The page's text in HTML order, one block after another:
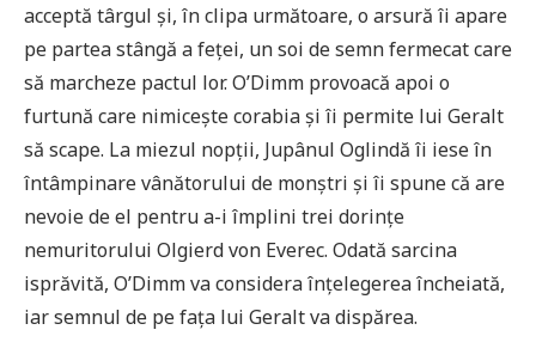
acceptă târgul și, în clipa următoare, o arsură îi apare
pe partea stângă a feței, un soi de semn fermecat care
să marcheze pactul lor. O’Dimm provoacă apoi o
furtună care nimicește corabia și îi permite lui Geralt
să scape. La miezul nopții, Jupânul Oglindă îi iese în
întâmpinare vânătorului de monștri și îi spune că are
nevoie de el pentru a-i împlini trei dorințe
nemuritorului Olgierd von Everec. Odată sarcina
isprăvită, O’Dimm va considera înțelegerea încheiată,
iar semnul de pe fața lui Geralt va dispărea.